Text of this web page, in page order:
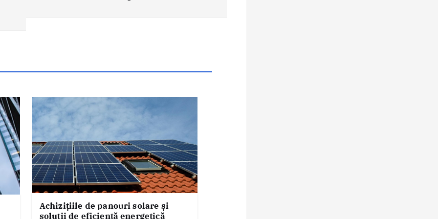
Achizițiile de panouri solare și
soluții de eficiență energetică